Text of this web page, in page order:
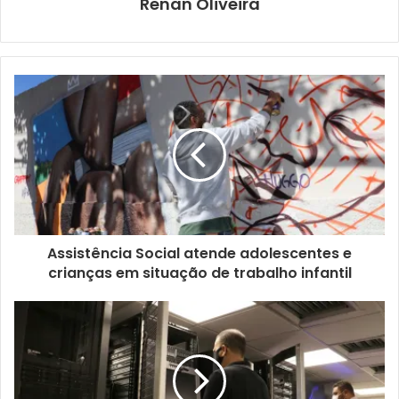
“Nada mais seria como antes”, apresentado pela Estranha
pelo ator e bailarino Gabriel Paleari, a peça mescla dança e
teatro e aborda questões como o amadurecimento do
corpo, dos gestos e de si próprio, trazendo uma
linguagem que explora a dança pessoal e intensa, em uma
realidade bifurcada entre abstração e ações. A
transmissão pode ser assistida pelo canal doUsina
Cultural no YouTube.
Assistência Social atende adolescentes e
crianças em situação de trabalho infantil